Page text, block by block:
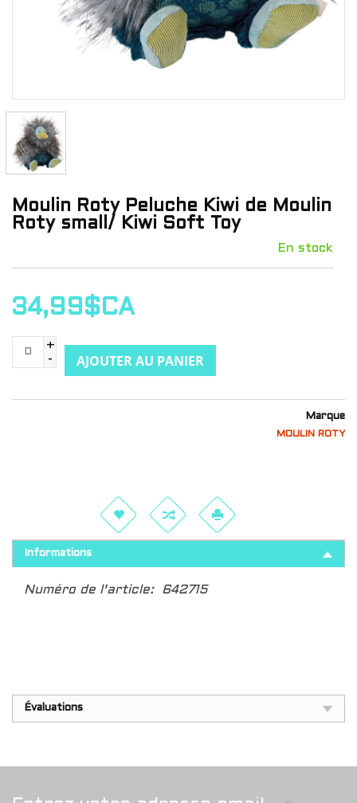
Moulin Roty Peluche Kiwi de Moulin
Roty small/ Kiwi Soft Toy
En stock
34,99$CA
+
-
AJOUTER AU PANIER
Marque
MOULIN ROTY
Informations
Numéro de l'article: 642715
Évaluations